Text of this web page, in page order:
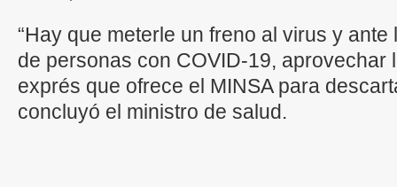
“Hay que meterle un freno al virus y
de personas con COVID-19, aprovechar
exprés que ofrece el MINSA para
concluyó el ministro de salud.